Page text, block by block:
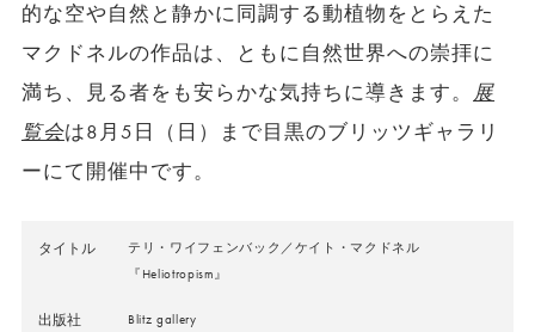
的な空や自然と静かに同調する動植物をとらえた
マクドネルの作品は、ともに自然世界への崇拝に
満ち、見る者をも安らかな気持ちに導きます。 展
覧会は8月5日（日）まで目黒のブリッツギャラリ
ーにて開催中です。
タイトル
テリ・ワイフェンバック／ケイト・マクドネル
『Heliotropism』
出版社 Blitz gallery